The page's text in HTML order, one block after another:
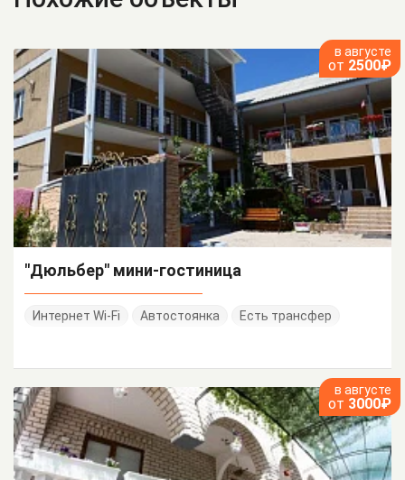
в августе
от 2500₽
"Дюльбер" мини-гостиница
Интернет Wi-Fi Автостоянка Есть трансфер
в августе
от 3000₽